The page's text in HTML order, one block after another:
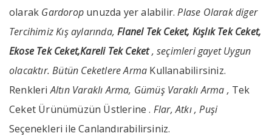
olarak Gardorop unuzda yer alabilir.Plase Olarak diger
Tercihimiz Kış aylarında,Flanel Tek Ceket, Kışlık Tek Ceket,
Ekose Tek Ceket,Kareli Tek Ceket, seçimleri gayet Uygun
olacaktır. Bütün Ceketlere Arma Kullanabilirsiniz.
Renkleri Altın Varaklı Arma, Gümüş Varaklı Arma , Tek
Ceket Ürünümüzün Üstlerine . Flar, Atkı , Puşi
Seçenekleri ile Canlandırabilirsiniz.